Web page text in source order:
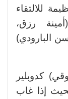
للالتقاء
رزق،
البارودي)
كدوبلير
إذا غاب